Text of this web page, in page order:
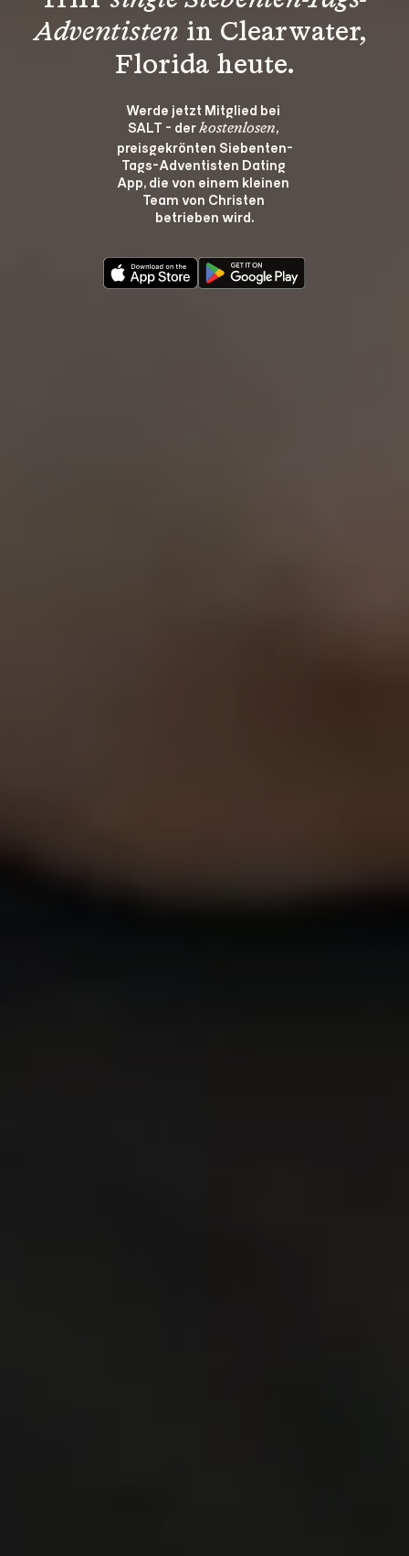
Adventisten in Clearwater,
Florida heute.
Werde jetzt Mitglied bei
SALT - der kostenlosen,
preisgekrönten Siebenten-
Tags-Adventisten Dating
App, die von einem kleinen
Team von Christen
betrieben wird.